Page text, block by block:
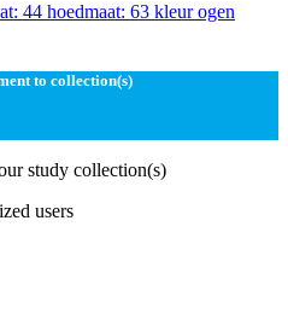
44 hoedmaat: 63 kleur ogen
to collection(s)
study collection(s)
users